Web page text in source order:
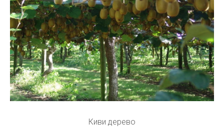
Киви дерево